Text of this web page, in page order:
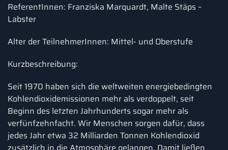
ReferentInnen: Franziska Marquardt, Malte Stäps –
Labster
Alter der TeilnehmerInnen: Mittel- und Oberstufe
Kurzbeschreibung:
Seit 1970 haben sich die weltweiten energiebedingten
Kohlen­dioxid­emissionen mehr als verdoppelt, seit
Beginn des letzten Jahrhunderts sogar mehr als
verfünfzehnfacht. Wir Menschen sorgen dafür, dass
jedes Jahr etwa 32 Milliarden Tonnen Kohlendioxid